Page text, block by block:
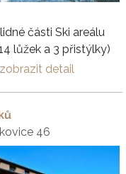
části Ski areálu
lůžek a 3 přistýlky)
zobrazit detail
46